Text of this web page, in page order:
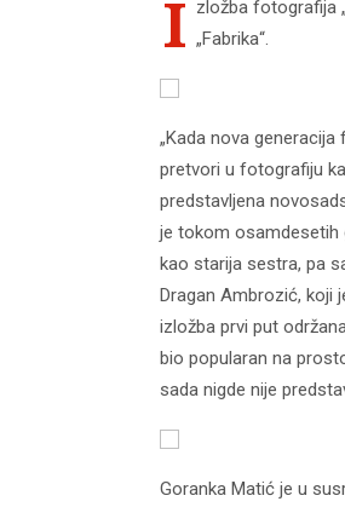
I zložba fotografija
„Fabrika“.
„Kada nova
pretvori u fotografiju
predstavljena
je tokom osamdesetih
kao starija sestra, pa
Dragan Ambrozić, koji
izložba prvi put
bio popularan na
sada nigde nije
Goranka Matić je u